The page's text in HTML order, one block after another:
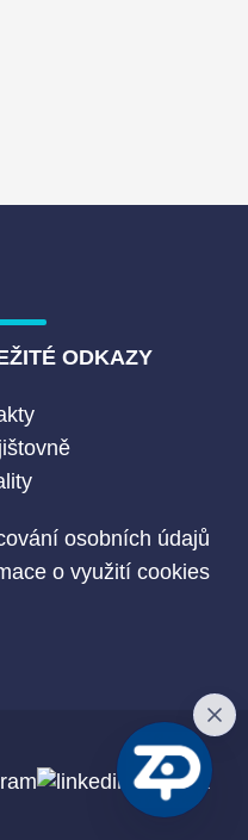
ODKAZY
osobních údajů
o využití cookies